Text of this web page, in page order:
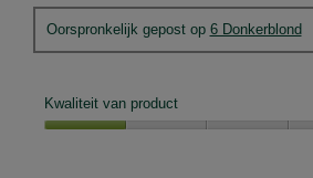
e
d
Oorspronkelijk gepost op 6 Donkerblond
Kwaliteit van product